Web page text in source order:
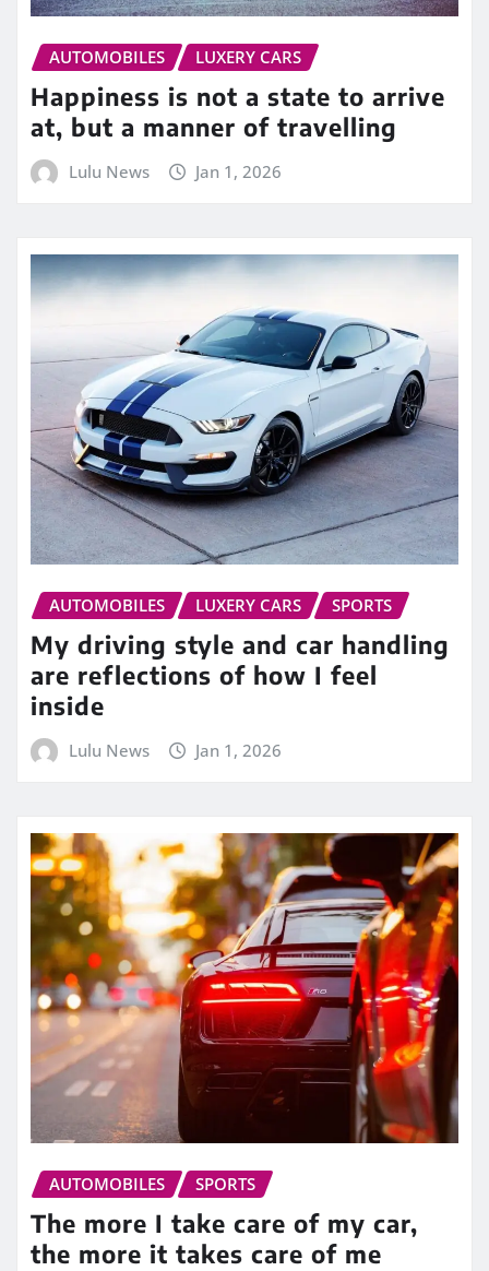
AUTOMOBILES LUXERY CARS
Happiness is not a state to arrive
at, but a manner of travelling
Lulu News Jan 1, 2026
AUTOMOBILES LUXERY CARS SPORTS
My driving style and car handling
are reflections of how I feel
inside
Lulu News Jan 1, 2026
AUTOMOBILES SPORTS
The more I take care of my car,
the more it takes care of me